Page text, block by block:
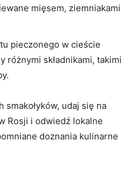
mięsem, ziemniakami
pieczonego w cieście
różnymi składnikami, takimi
udaj‍ się na
Rosji i odwiedź lokalne
doznania⁣ kulinarne